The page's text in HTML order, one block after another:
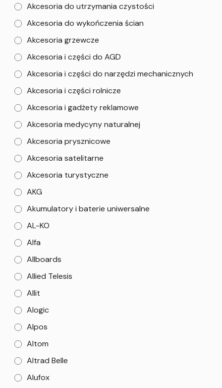
Akcesoria do utrzymania czystości
Akcesoria do wykończenia ścian
Akcesoria grzewcze
Akcesoria i części do AGD
Akcesoria i części do narzędzi mechanicznych
Akcesoria i części rolnicze
Akcesoria i gadżety reklamowe
Akcesoria medycyny naturalnej
Akcesoria prysznicowe
Akcesoria satelitarne
Akcesoria turystyczne
AKG
Akumulatory i baterie uniwersalne
AL-KO
Alfa
Allboards
Allied Telesis
Allit
Alogic
Alpos
Altom
Altrad Belle
Alufox